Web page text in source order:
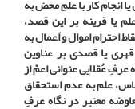
انجام کار با علمِ محض به
یا قرینه بر این قصد،
احترام اموال و اَعمال به
یا قصدی بر عناوین
عُقلایی عنوانی اعمّ از
علم به عدمِ استحقاق
معتبر در نگاه عرفِ